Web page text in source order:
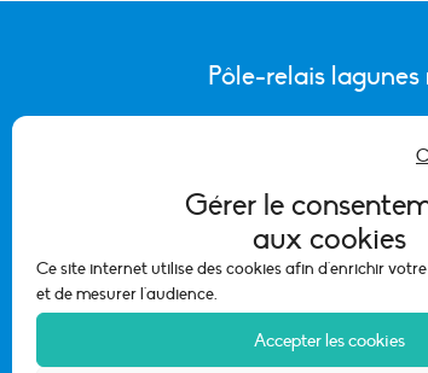
Gérer le
aux cookies
Ce site internet utilise des cookies afin d'enrichir
et de mesurer l'audience.
Accepter les cookies
Pôle-relais
CONTACTER L’ÉQUIPE DU